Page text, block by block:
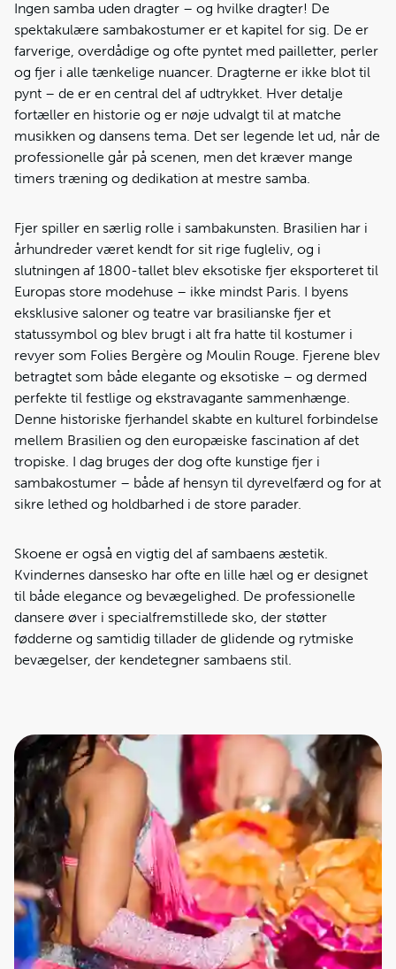
Ingen samba uden dragter – og hvilke dragter! De
spektakulære sambakostumer er et kapitel for sig. De er
farverige, overdådige og ofte pyntet med pailletter, perler
og fjer i alle tænkelige nuancer. Dragterne er ikke blot til
pynt – de er en central del af udtrykket. Hver detalje
fortæller en historie og er nøje udvalgt til at matche
musikken og dansens tema. Det ser legende let ud, når de
professionelle går på scenen, men det kræver mange
timers træning og dedikation at mestre samba.
Fjer spiller en særlig rolle i sambakunsten. Brasilien har i
århundreder været kendt for sit rige fugleliv, og i
slutningen af 1800-tallet blev eksotiske fjer eksporteret til
Europas store modehuse – ikke mindst Paris. I byens
eksklusive saloner og teatre var brasilianske fjer et
statussymbol og blev brugt i alt fra hatte til kostumer i
revyer som Folies Bergère og Moulin Rouge. Fjerene blev
betragtet som både elegante og eksotiske – og dermed
perfekte til festlige og ekstravagante sammenhænge.
Denne historiske fjerhandel skabte en kulturel forbindelse
mellem Brasilien og den europæiske fascination af det
tropiske. I dag bruges der dog ofte kunstige fjer i
sambakostumer – både af hensyn til dyrevelfærd og for at
sikre lethed og holdbarhed i de store parader.
Skoene er også en vigtig del af sambaens æstetik.
Kvindernes dansesko har ofte en lille hæl og er designet
til både elegance og bevægelighed. De professionelle
dansere øver i specialfremstillede sko, der støtter
fødderne og samtidig tillader de glidende og rytmiske
bevægelser, der kendetegner sambaens stil.